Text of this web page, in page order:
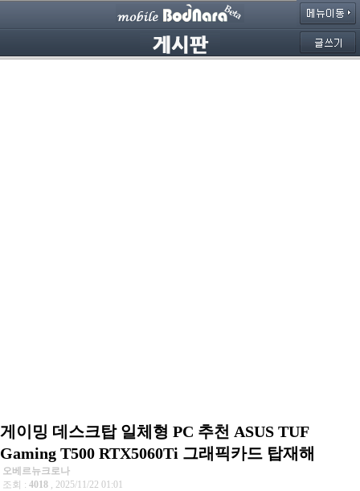
게이밍 데스크탑 일체형 PC 추천 ASUS TUF
Gaming T500 RTX5060Ti 그래픽카드 탑재해
오베르뉴크로나
조회 : 4018 , 2025/11/22 01:01